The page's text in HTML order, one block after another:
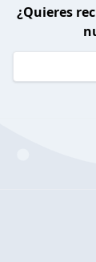
¿Quieres